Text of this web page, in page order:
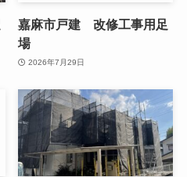
嘉麻市戸建 改修工事用足
場
2026年7月29日